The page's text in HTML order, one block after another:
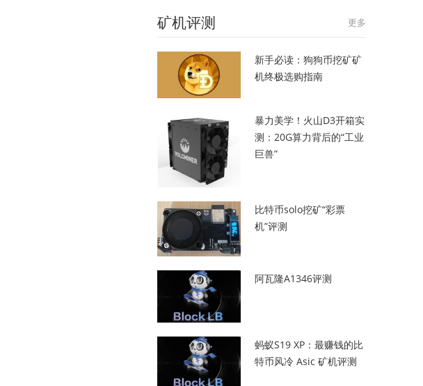
更多
矿机评测
新手必读：狗狗币挖矿矿
机终极选购指南
暴力美学！火山D3开箱实
测：20G算力背后的“工业
巨兽”
比特币solo挖矿“彩票
机”评测
阿瓦隆A1346评测
蚂蚁S19 XP：最赚钱的比
特币风冷 Asic 矿机评测